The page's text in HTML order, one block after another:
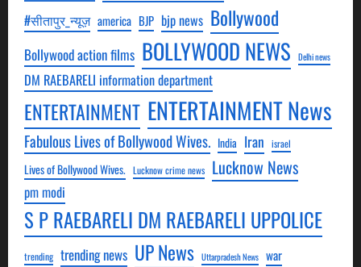
#सीतापुर_न्यूज़ america BJP bjp news Bollywood
Bollywood action films BOLLYWOOD NEWS Delhi news
DM RAEBARELI information department
ENTERTAINMENT ENTERTAINMENT News
Fabulous Lives of Bollywood Wives. India Iran israel
Lives of Bollywood Wives. Lucknow crime news Lucknow News
pm modi
S P RAEBARELI DM RAEBARELI UPPOLICE
trending trending news UP News Uttarpradesh News war